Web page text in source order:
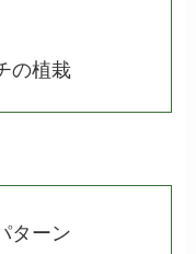
の植栽
ターン